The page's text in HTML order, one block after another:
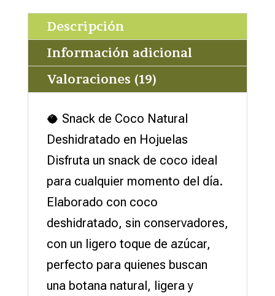
piezas)
cantidad
Descripción
Información adicional
Valoraciones (19)
🥥 Snack de Coco Natural
Deshidratado en Hojuelas
Disfruta un snack de coco ideal
para cualquier momento del día.
Elaborado con coco
deshidratado, sin conservadores,
con un ligero toque de azúcar,
perfecto para quienes buscan
una botana natural, ligera y